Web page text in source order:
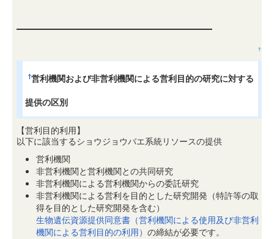
↑
†営利機関および非営利機関による営利目的の研究に対する
提供の区別
【営利目的利用】
以下に該当するショウジョウバエ系統リソースの提供
営利機関
非営利機関と営利機関との共同研究
非営利機関による営利機関からの委託研究
非営利機関による営利を目的とした研究開発（特許等の取
得を目的とした研究開発を含む）
生物遺伝資源提供同意書（営利機関による使用及び非営利
機関による営利目的の利用） の締結が必要です。